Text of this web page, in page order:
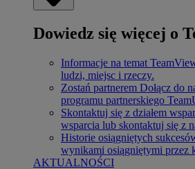
Dowiedz się więcej o
Informacje na temat
ludzi, miejsc i rzeczy.
Zostań partnerem Dołącz do
programu partnerskiego
Skontaktuj się z działem
wsparcia lub skontaktuj się z
Historie osiągniętych
wynikami osiągniętymi przez
AKTUALNOŚCI